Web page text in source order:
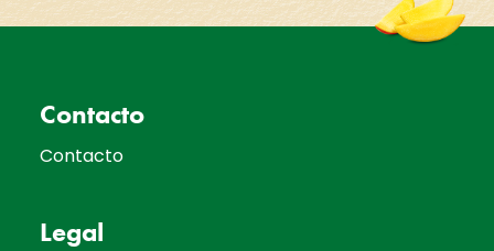
Contacto
Contacto
Legal